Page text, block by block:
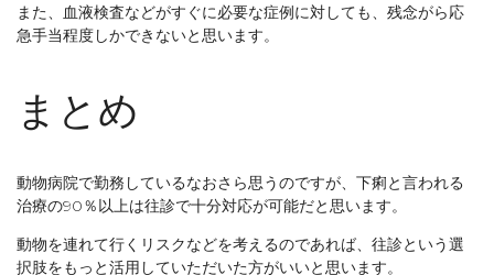
また、血液検査などがすぐに必要な症例に対しても、残念がら応
急手当程度しかできないと思います。
まとめ
動物病院で勤務しているなおさら思うのですが、下痢と言われる
治療の90％以上は往診で十分対応が可能だと思います。
動物を連れて行くリスクなどを考えるのであれば、往診という選
択肢をもっと活用していただいた方がいいと思います。